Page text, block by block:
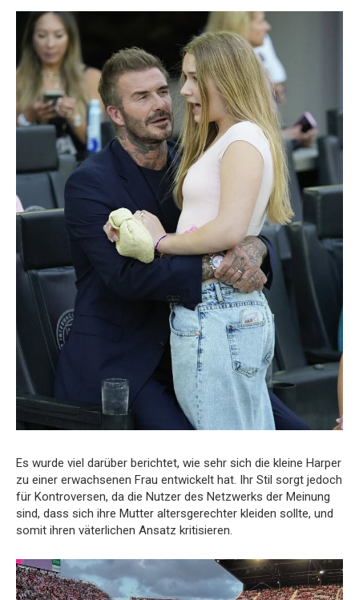
Es wurde viel darüber berichtet, wie sehr sich die kleine Harper
zu einer erwachsenen Frau entwickelt hat. Ihr Stil sorgt jedoch
für Kontroversen, da die Nutzer des Netzwerks der Meinung
sind, dass sich ihre Mutter altersgerechter kleiden sollte, und
somit ihren väterlichen Ansatz kritisieren.